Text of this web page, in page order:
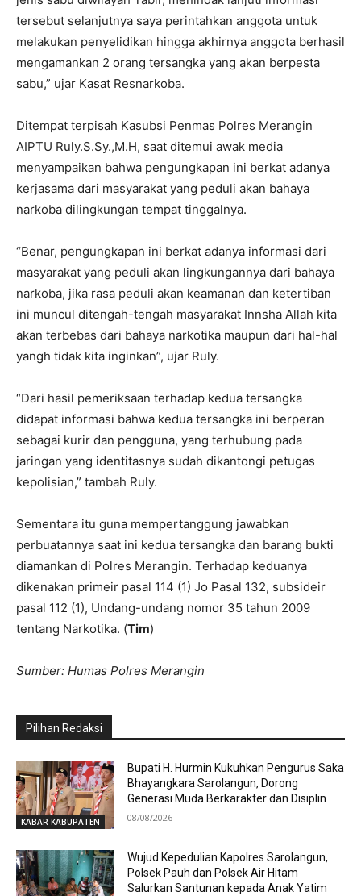
tersebut selanjutnya saya perintahkan anggota untuk
melakukan penyelidikan hingga akhirnya anggota berhasil
mengamankan 2 orang tersangka yang akan berpesta
sabu,” ujar Kasat Resnarkoba.
Ditempat terpisah Kasubsi Penmas Polres Merangin
AIPTU Ruly.S.Sy.,M.H, saat ditemui awak media
menyampaikan bahwa pengungkapan ini berkat adanya
kerjasama dari masyarakat yang peduli akan bahaya
narkoba dilingkungan tempat tinggalnya.
“Benar, pengungkapan ini berkat adanya informasi dari
masyarakat yang peduli akan lingkungannya dari bahaya
narkoba, jika rasa peduli akan keamanan dan ketertiban
ini muncul ditengah-tengah masyarakat Innsha Allah kita
akan terbebas dari bahaya narkotika maupun dari hal-hal
yangh tidak kita inginkan”, ujar Ruly.
“Dari hasil pemeriksaan terhadap kedua tersangka
didapat informasi bahwa kedua tersangka ini berperan
sebagai kurir dan pengguna, yang terhubung pada
jaringan yang identitasnya sudah dikantongi petugas
kepolisian,” tambah Ruly.
Sementara itu guna mempertanggung jawabkan
perbuatannya saat ini kedua tersangka dan barang bukti
diamankan di Polres Merangin. Terhadap keduanya
dikenakan primeir pasal 114 (1) Jo Pasal 132, subsideir
pasal 112 (1), Undang-undang nomor 35 tahun 2009
tentang Narkotika. (Tim)
Sumber: Humas Polres Merangin
Pilihan Redaksi
KABAR KABUPATEN
Bupati H. Hurmin Kukuhkan Pengurus Saka
Bhayangkara Sarolangun, Dorong
Generasi Muda Berkarakter dan Disiplin
08/08/2026
Wujud Kepedulian Kapolres Sarolangun,
Polsek Pauh dan Polsek Air Hitam
Salurkan Santunan kepada Anak Yatim